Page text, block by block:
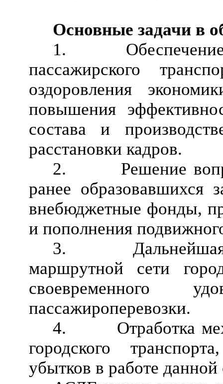
Основные задачи в
1. Обеспечение
пассажирского
оздоровления
повышения
состава и
расстановки кадров.
2. Решение
ранее образовавшихся
внебюджетные фонды,
и пополнения
3. Дальнейшая
маршрутной сети
своевременного
пассажироперевозки.
4. Отработка
городского
убытков в работе данной